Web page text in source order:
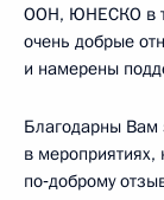
ООН, ЮНЕСКО в
очень добрые
и намерены
Благодарны Вам
в мероприятиях,
по‑доброму